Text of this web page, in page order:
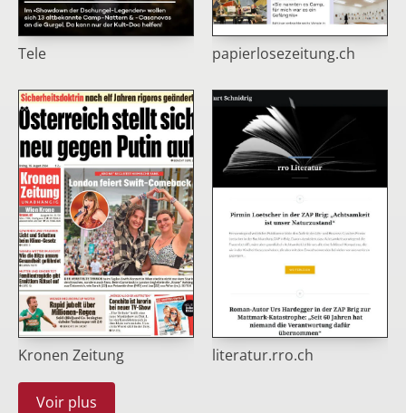
Tele papierlosezeitung.ch
Kronen Zeitung literatur.rro.ch
Voir plus